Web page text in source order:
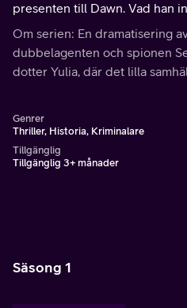
presenten till Dawn. Vad han
en dödlig hemlighet.
Om serien: En dramatisering
dubbelagenten och spionen
dotter Yulia, där det lilla
Genrer
Thriller, Historia, Kriminalare
Tillgänglig
Tillgänglig 3+ månader
Säsong 1